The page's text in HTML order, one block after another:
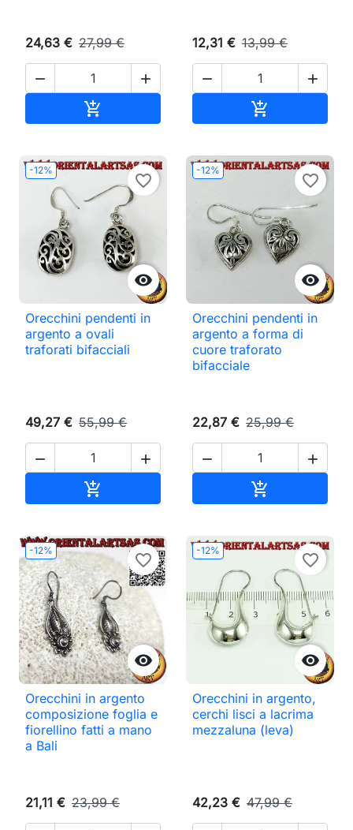
24,63 € 27,99 €
 

12,31 € 13,99 €
 

-12%

favorite_border
Orecchini pendenti in
argento a ovali
traforati bifacciali
49,27 € 55,99 €
 

-12%

favorite_border
Orecchini pendenti in
argento a forma di
cuore traforato
bifacciale
22,87 € 25,99 €
 

-12%

favorite_border
Orecchini in argento
composizione foglia e
fiorellino fatti a mano
a Bali
21,11 € 23,99 €
-12%

favorite_border
Orecchini in argento,
cerchi lisci a lacrima
mezzaluna (leva)
42,23 € 47,99 €